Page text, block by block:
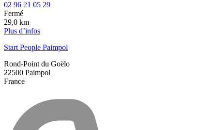
02 96 21 05 29
Fermé
29,0 km
Plus d’infos
Start People Paimpol
Rond-Point du Goëlo
22500 Paimpol
France